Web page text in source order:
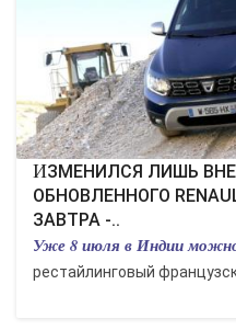
ИЗМЕНИЛСЯ ЛИШЬ ВНЕШНЕ: ПРОДАЖИ
ОБНОВЛЕННОГО
ЗАВТРА -..
Уже 8 июля в Индии
рестайлинговый